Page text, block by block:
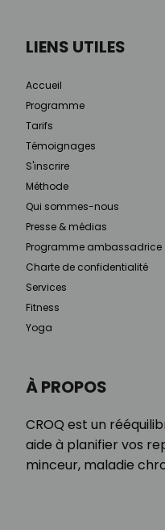
À PROPOS
CROQ est un
aide à planifier vos
minceur, maladie
LIENS UTILES
Accueil
Programme
Tarifs
Témoignages
S'inscrire
Méthode
Qui sommes-nous
Presse & médias
Programme ambassadrice
Charte de confidentialité
Services
Fitness
Yoga